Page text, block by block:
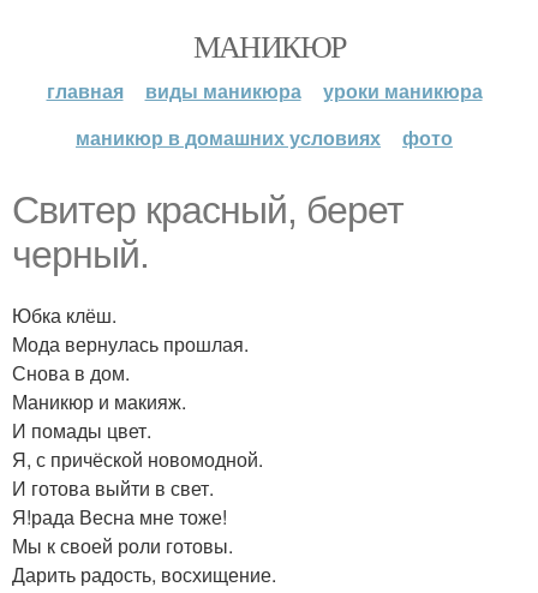
МАНИКЮР
главная виды маникюра
уроки маникюра
маникюр в домашних условиях
фото
Свитер красный, берет
черный.
Юбка клёш.
Мода вернулась прошлая.
Снова в дом.
Маникюр и макияж.
И помады цвет.
Я, с причёской новомодной.
И готова выйти в свет.
Я!рада Весна мне тоже!
Мы к своей роли готовы.
Дарить радость, восхищение.